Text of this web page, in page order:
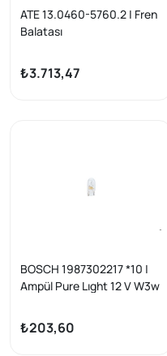
ATE 13.0460-5760.2 | Fren
Balatası
₺3.713,47
BOSCH 1987302217 *10 |
Ampül Pure Lıght 12 V W3w
W2.1X9.5D | 10 Adet
₺203,60